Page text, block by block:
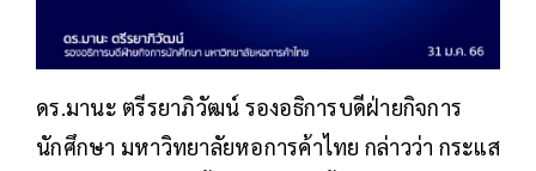
ดร.มานะ ตรีรยาภิวัฒน์ รองอธิการบดีฝ่ายกิจการ
นักศึกษา มหาวิทยาลัยหอการค้าไทย กล่าวว่า กระแส